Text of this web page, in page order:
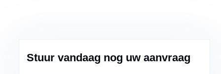
Stuur vandaag nog uw aanvraag